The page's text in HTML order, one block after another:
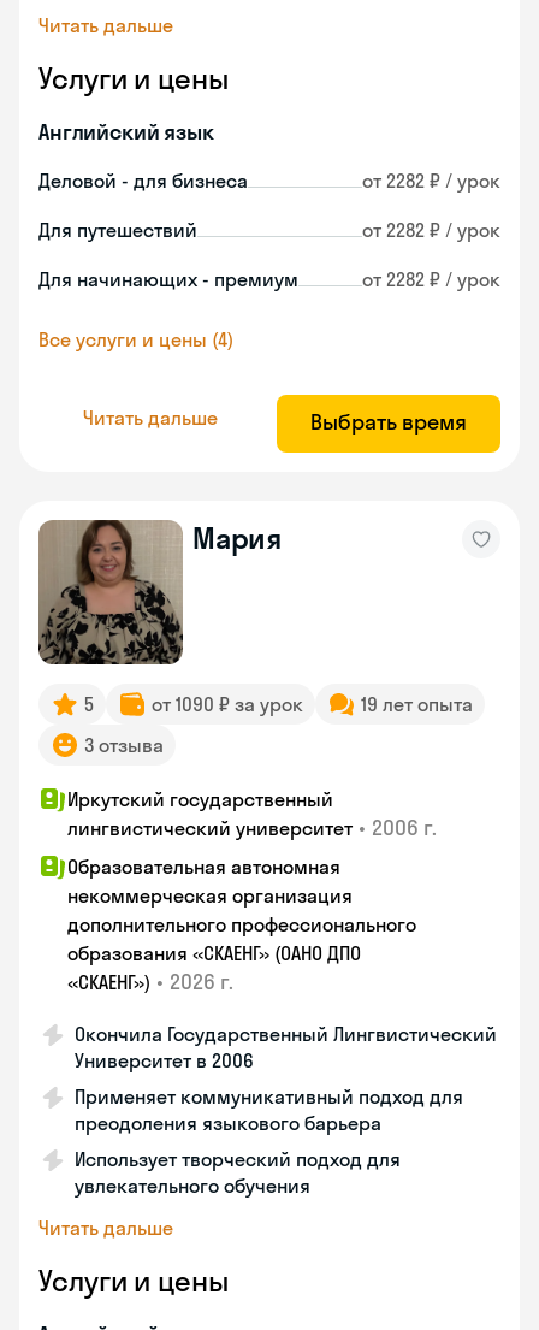
Читать дальше
Услуги и цены
Английский язык
Деловой - для бизнеса от 2282 ₽ / урок
Для путешествий от 2282 ₽ / урок
Для начинающих - премиум от 2282 ₽ / урок
Все услуги и цены (4)
Читать дальше Выбрать время
Мария
5 от 1090 ₽ за урок
19 лет опыта
3 отзыва
Иркутский государственный
лингвистический университет • 2006 г.
Образовательная автономная
некоммерческая организация
дополнительного профессионального
образования «СКАЕНГ» (ОАНО ДПО
«СКАЕНГ») • 2026 г.
Окончила Государственный Лингвистический
Университет в 2006
Применяет коммуникативный подход для
преодоления языкового барьера
Использует творческий подход для
увлекательного обучения
Читать дальше
Услуги и цены